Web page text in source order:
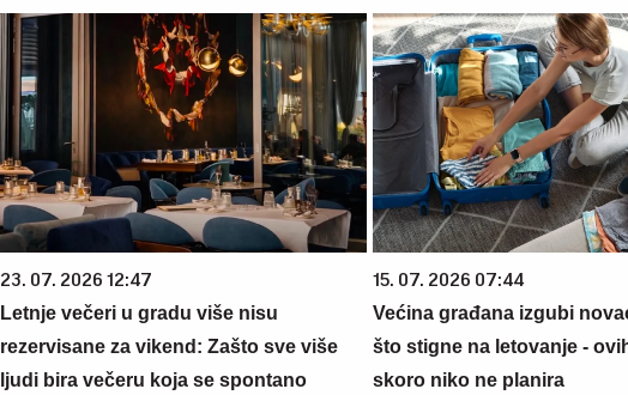
23. 07. 2026 12:47
Letnje večeri u gradu više nisu
rezervisane za vikend: Zašto sve više
ljudi bira večeru koja se spontano
15. 07. 2026 07:44
Većina građana izgubi
što stigne na letovanje -
skoro niko ne planira